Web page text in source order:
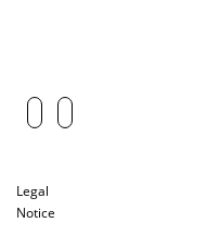
Legal
Notice